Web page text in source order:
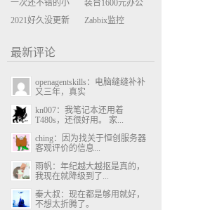
单比价
使用体验
闪三次不上电
一次还不错的小
米售后体验
装台1600元办公
主机
2021好久没更新
Zabbix监控
最新评论
openagentskills：电脑缝缝补补
又三年，真实
kn007：我笔记本还用着
T480s，还很好用。 家...
ching：因为找关于恒创服务器
客观评价的信息...
雨帆：年纪越大越抠是真的，
我现在就降级到了...
秦大叔：现在都是够用就好，
不想太折腾了。